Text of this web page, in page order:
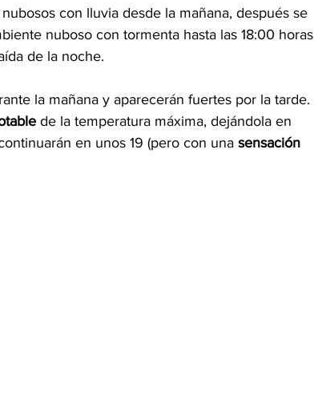
con lluvia desde la mañana, después se
nuboso con tormenta hasta las 18:00 horas
de la noche.
la mañana y aparecerán fuertes por la tarde.
de la temperatura máxima, dejándola en
en unos 19 (pero con una sensación